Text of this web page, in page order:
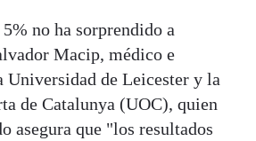
no ha sorprendido a
Macip, médico e
Universidad de Leicester y la
de Catalunya (UOC), quien
asegura que "los resultados